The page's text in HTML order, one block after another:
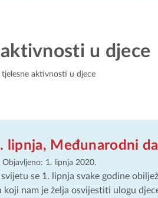
u djece
aktivnosti u djece
lipnja, Međunarodni
Objavljeno: 1. lipnja 2020.
svijetu se 1. lipnja svake godine
koji nam je želja osvijestiti ulogu